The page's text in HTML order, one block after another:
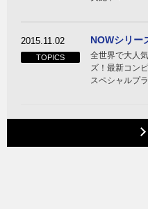
2015.11.02
TOPICS
NOWシリー
全世界で大人
ズ！最新コン
スペシャルプ